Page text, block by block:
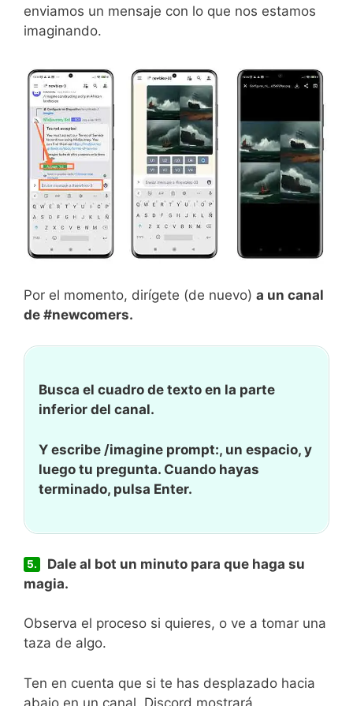
enviamos un mensaje con lo que nos estamos
imaginando.
Por el momento, dirígete (de nuevo) a un canal
de #newcomers.
Busca el cuadro de texto en la parte
inferior del canal.
Y escribe /imagine prompt:, un espacio, y
luego tu pregunta. Cuando hayas
terminado, pulsa Enter.
5.
Dale al bot un minuto para que haga su
magia.
Observa el proceso si quieres, o ve a tomar una
taza de algo.
Ten en cuenta que si te has desplazado hacia
abajo en un canal, Discord mostrará